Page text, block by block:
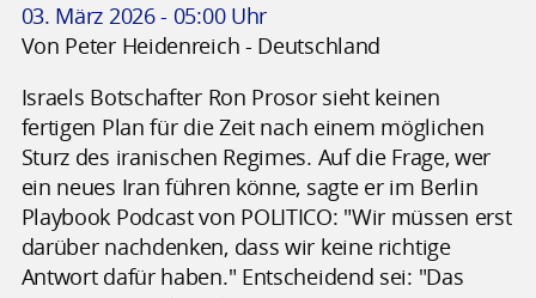
03. März 2026 - 05:00 Uhr
Von Peter Heidenreich - Deutschland
Israels Botschafter Ron Prosor sieht keinen
fertigen Plan für die Zeit nach einem möglichen
Sturz des iranischen Regimes. Auf die Frage, wer
ein neues Iran führen könne, sagte er im Berlin
Playbook Podcast von POLITICO: "Wir müssen erst
darüber nachdenken, dass wir keine richtige
Antwort dafür haben." Entscheidend sei: "Das